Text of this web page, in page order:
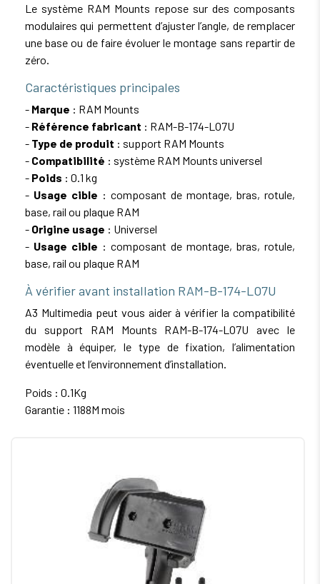
Le système RAM Mounts repose sur des composants
modulaires qui permettent d’ajuster l’angle, de remplacer
une base ou de faire évoluer le montage sans repartir de
zéro.
Caractéristiques principales
- Marque : RAM Mounts
- Référence fabricant : RAM-B-174-LO7U
- Type de produit : support RAM Mounts
- Compatibilité : système RAM Mounts universel
- Poids : 0.1 kg
- Usage cible : composant de montage, bras, rotule,
base, rail ou plaque RAM
- Origine usage : Universel
- Usage cible : composant de montage, bras, rotule,
base, rail ou plaque RAM
À vérifier avant installation RAM-B-174-LO7U
A3 Multimedia peut vous aider à vérifier la compatibilité
du support RAM Mounts RAM-B-174-LO7U avec le
modèle à équiper, le type de fixation, l’alimentation
éventuelle et l’environnement d’installation.
Poids : 0.1Kg
Garantie : 1188M mois